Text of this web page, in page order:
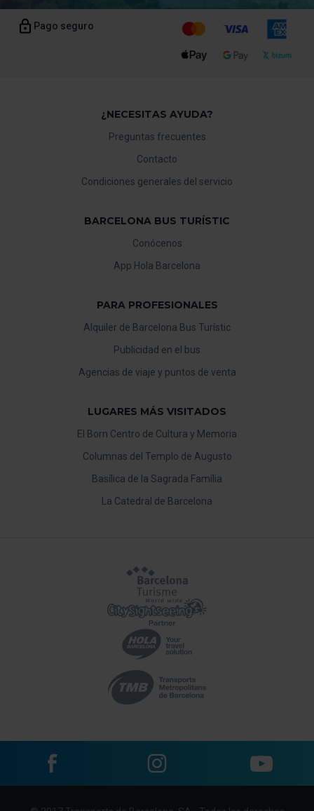
Pago seguro
¿NECESITAS AYUDA?
Preguntas frecuentes
Contacto
Condiciones generales del servicio
BARCELONA BUS TURÍSTIC
Conócenos
App Hola Barcelona
PARA PROFESIONALES
Alquiler de Barcelona Bus Turístic
Publicidad en el bus
Agencias de viaje y puntos de venta
LUGARES MÁS VISITADOS
El Born Centro de Cultura y Memoria
Columnas del Templo de Augusto
Basílica de la Sagrada Família
La Catedral de Barcelona